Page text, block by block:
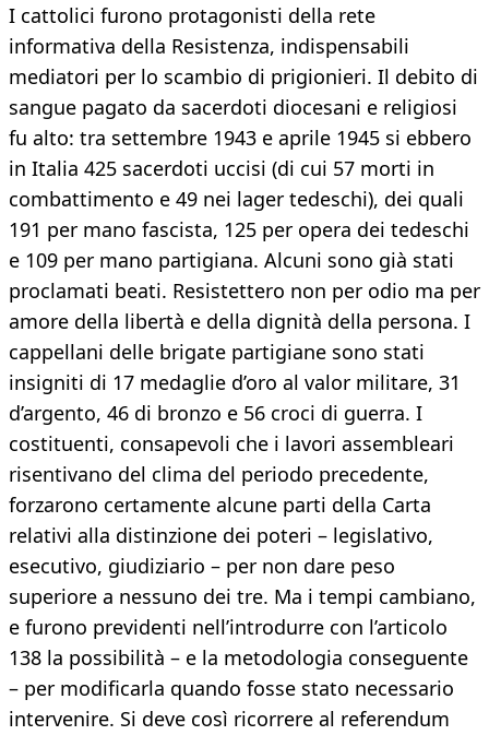
I cattolici furono protagonisti della rete
informativa della Resistenza, indispensabili
mediatori per lo scambio di prigionieri. Il debito di
sangue pagato da sacerdoti diocesani e religiosi
fu alto: tra settembre 1943 e aprile 1945 si ebbero
in Italia 425 sacerdoti uccisi (di cui 57 morti in
combattimento e 49 nei lager tedeschi), dei quali
191 per mano fascista, 125 per opera dei tedeschi
e 109 per mano partigiana. Alcuni sono già stati
proclamati beati. Resistettero non per odio ma per
amore della libertà e della dignità della persona. I
cappellani delle brigate partigiane sono stati
insigniti di 17 medaglie d’oro al valor militare, 31
d’argento, 46 di bronzo e 56 croci di guerra. I
costituenti, consapevoli che i lavori assembleari
risentivano del clima del periodo precedente,
forzarono certamente alcune parti della Carta
relativi alla distinzione dei poteri – legislativo,
esecutivo, giudiziario – per non dare peso
superiore a nessuno dei tre. Ma i tempi cambiano,
e furono previdenti nell’introdurre con l’articolo
138 la possibilità – e la metodologia conseguente
– per modificarla quando fosse stato necessario
intervenire. Si deve così ricorrere al referendum